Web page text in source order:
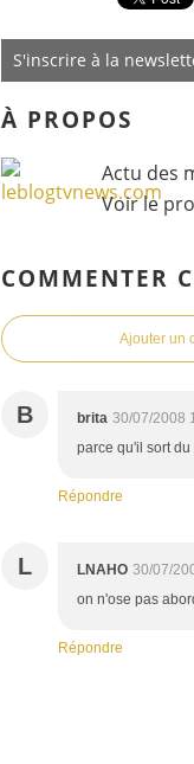
S'inscrire à la
À PROPOS
Actu des
Voir le
COMMENTER
Ajouter un
B brita 30/07/2008
parce qu'il sort
Répondre
L LNAHO 30/07/
on n'ose pas
Répondre